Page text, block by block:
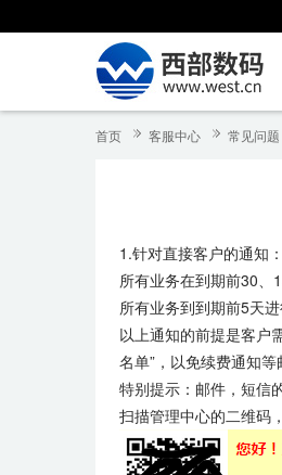
首页 客服中心 常见问题
1.针对直接客户的通知：
所有业务在到期前30、
所有业务到到期前5天
以上通知的前提是客户
名单”，以免续费通知
特别提示：邮件，短信
扫描管理中心的二维码